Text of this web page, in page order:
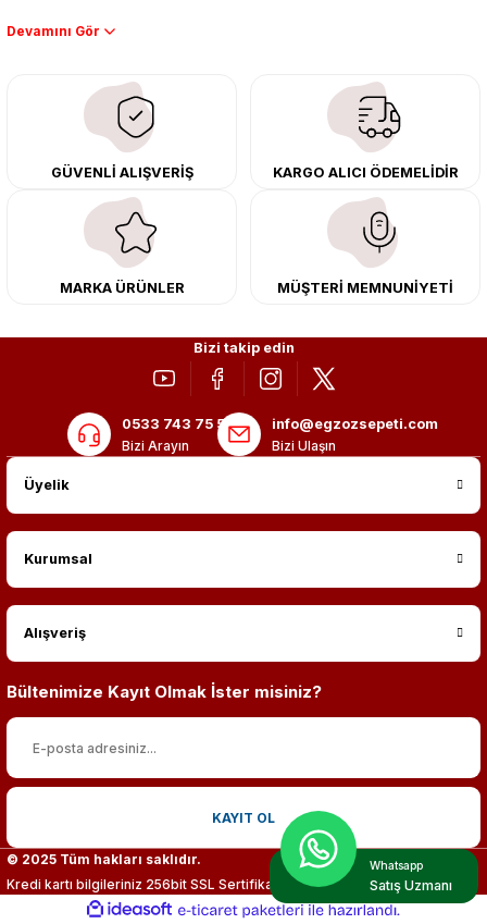
Performans artışı isteyen sürücüler için özel performans egzozları ve
çıkma orijinal ürünler ile yenileyebilir, body kit uygulamalarıyla aracınızın
tasarımını ve aerodinamisini üst seviyeye taşıyabilirsiniz.
Tüm ürünlerimiz orijinal, dayanıklı ve uzun ömürlüdür. İstanbul’daki montaj
merkezimizde profesyonel montaj yapıyor, Türkiye’nin her yerine güvenli
kargo ile teslimat gerçekleştiriyoruz. Aracınıza değer katmak için doğru
adres: Egzoz Sepeti.
GÜVENLİ ALIŞVERİŞ KARGO ALICI ÖDEMELİDİR
MARKA ÜRÜNLER MÜŞTERİ MEMNUNİYETİ
Bizi takip edin
0533 743 75 56
Bizi Arayın
info@egzozsepeti.com
Bizi Ulaşın
Üyelik
Kurumsal
Alışveriş
Bültenimize Kayıt Olmak İster misiniz?
KAYIT OL
© 2025 Tüm hakları saklıdır.
Kredi kartı bilgileriniz 256bit SSL Sertifikası ile %100 koruma altındadır.
Whatsapp
Satış Uzmanı
ideasoft
e-